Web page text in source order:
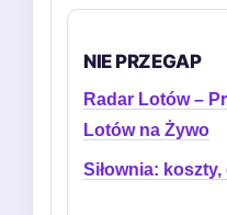
NIE PRZEGAP
Radar Lotów –
Lotów na Żywo
Siłownia: